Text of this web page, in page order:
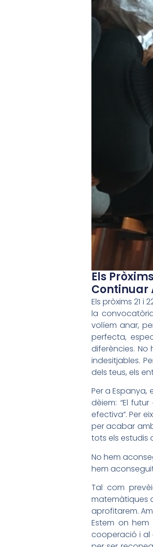
Els
Continuar
Els pròxims 21 i
la
volíem anar,
perfecta,
diferències.
indesitjables.
dels teus, els
Per a Espanya,
dèiem: “El
efectiva”. Per
per acabar
tots els estudis
No hem
hem
Tal com
matemàtiques
aprofitarem.
Estem on
cooperació i al